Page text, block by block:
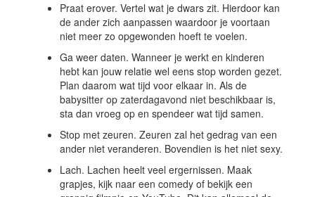
Praat erover. Vertel wat je dwars zit. Hierdoor kan
de ander zich aanpassen waardoor je voortaan
niet meer zo opgewonden hoeft te voelen.
Ga weer daten. Wanneer je werkt en kinderen
hebt kan jouw relatie wel eens stop worden gezet.
Plan daarom wat tijd voor elkaar in. Als de
babysitter op zaterdagavond niet beschikbaar is,
sta dan vroeg op en spendeer wat tijd samen.
Stop met zeuren. Zeuren zal het gedrag van een
ander niet veranderen. Bovendien is het niet sexy.
Lach. Lachen heelt veel ergernissen. Maak
grapjes, kijk naar een comedy of bekijk een